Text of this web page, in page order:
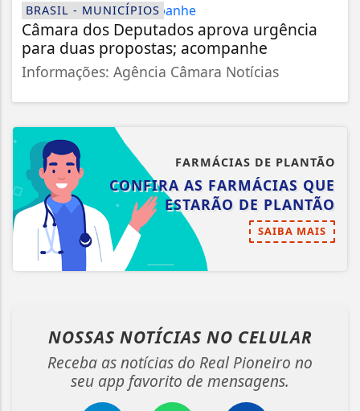
BRASIL - MUNICÍPIOS
Câmara dos Deputados aprova urgência
para duas propostas; acompanhe
Informações: Agência Câmara Notícias
FARMÁCIAS DE PLANTÃO
CONFIRA AS FARMÁCIAS QUE
ESTARÃO DE PLANTÃO
SAIBA MAIS
NOSSAS NOTÍCIAS NO CELULAR
Receba as notícias do Real Pioneiro no
seu app favorito de mensagens.